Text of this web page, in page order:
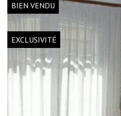
BIEN VENDU
EXCLUSIVITÉ